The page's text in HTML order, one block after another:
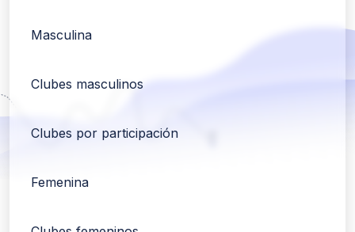
Masculina
Clubes masculinos
Clubes por participación
Femenina